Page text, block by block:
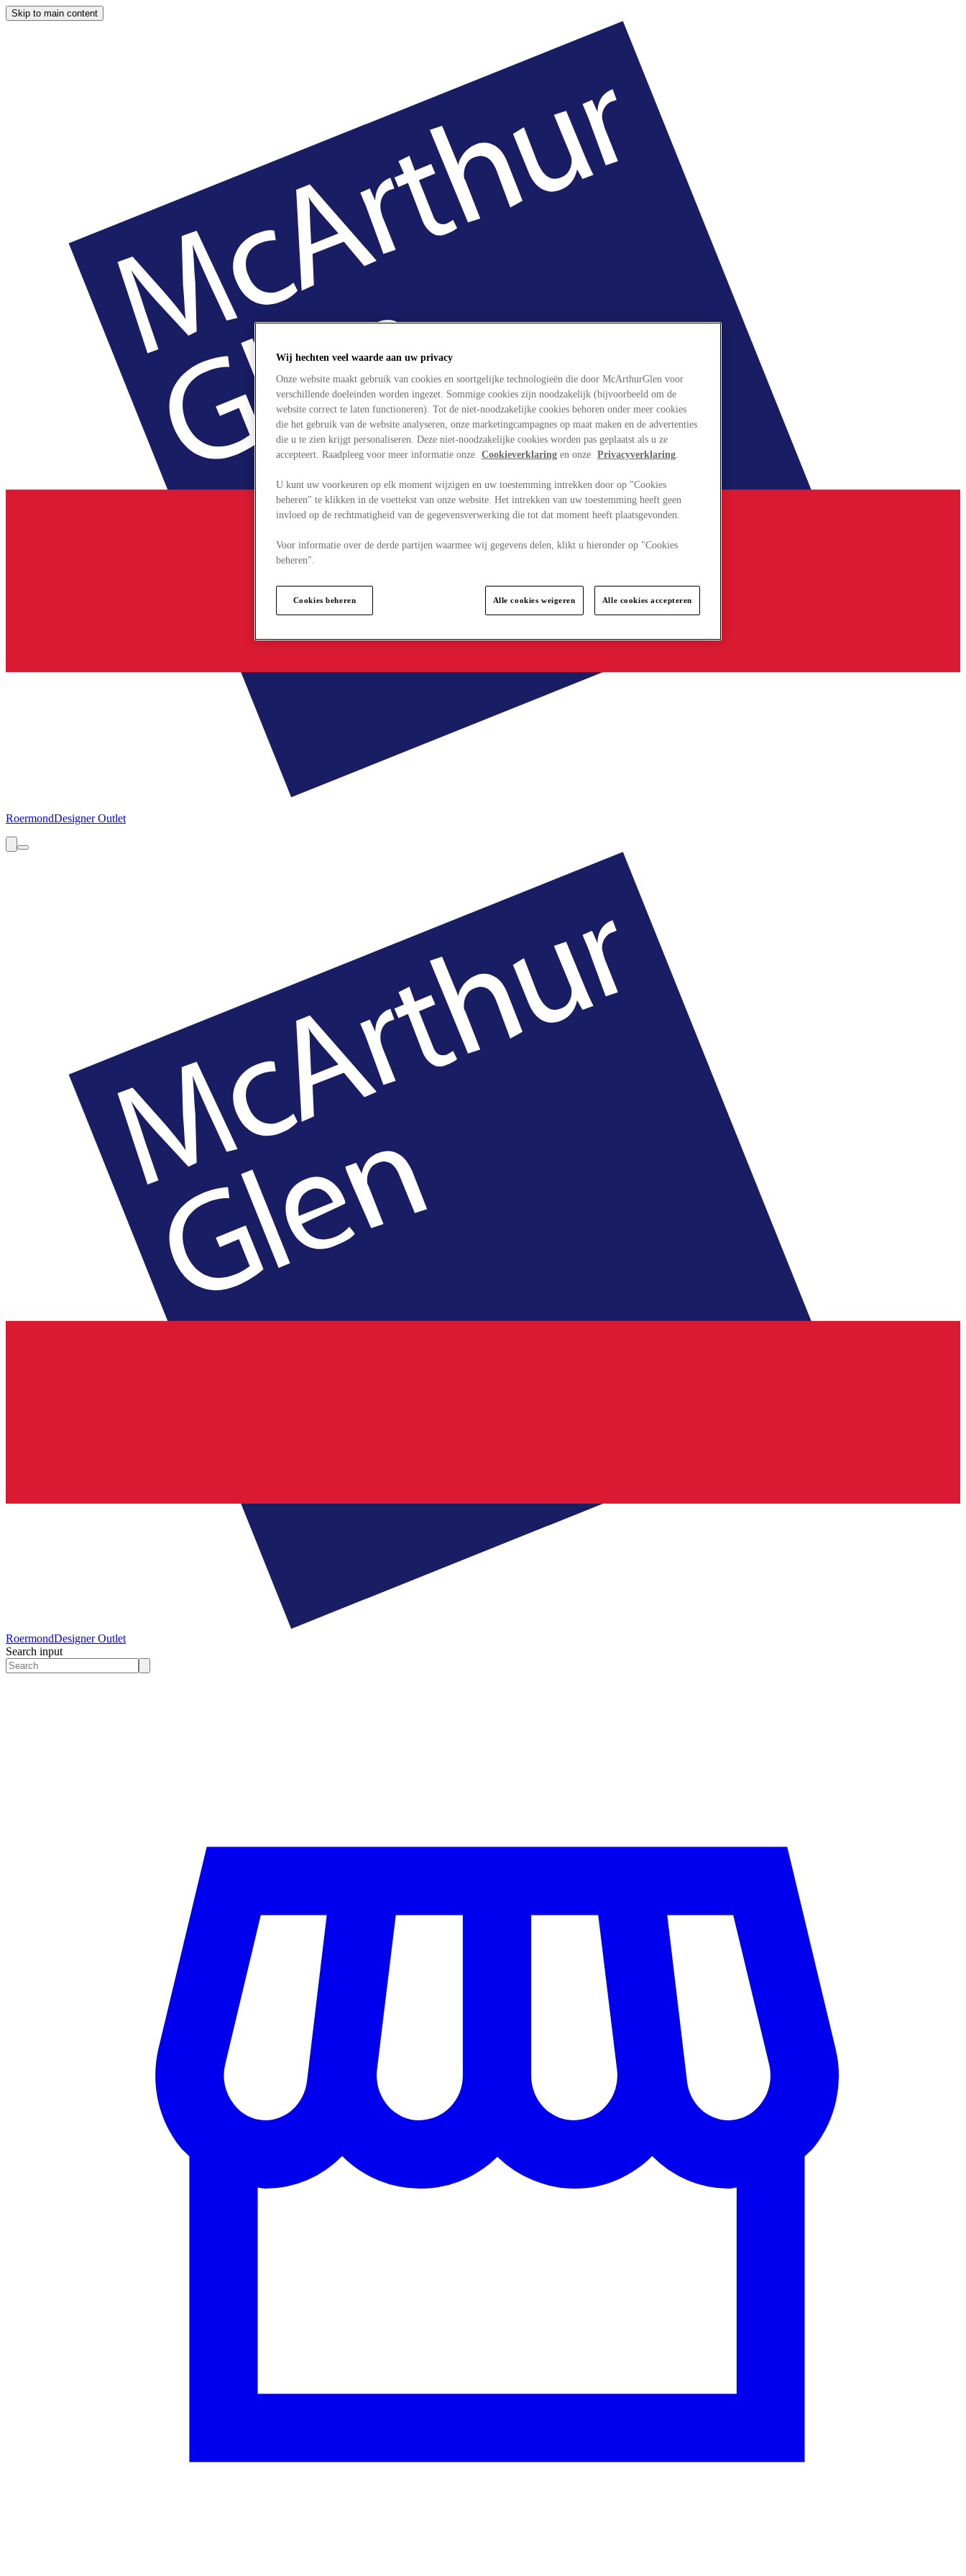
Skip to main content
RoermondDesigner Outlet
RoermondDesigner Outlet
Search input
Wij hechten veel waarde aan uw privacy
Onze website maakt gebruik van cookies en soortgelijke technologieën die door McArthurGlen voor
verschillende doeleinden worden ingezet. Sommige cookies zijn noodzakelijk (bijvoorbeeld om de
website correct te laten functioneren). Tot de niet-noodzakelijke cookies behoren onder meer cookies
die het gebruik van de website analyseren, onze marketingcampagnes op maat maken en de advertenties
die u te zien krijgt personaliseren. Deze niet-noodzakelijke cookies worden pas geplaatst als u ze
accepteert. Raadpleeg voor meer informatie onze Cookieverklaring en onze Privacyverklaring.
U kunt uw voorkeuren op elk moment wijzigen en uw toestemming intrekken door op "Cookies
beheren" te klikken in de voettekst van onze website. Het intrekken van uw toestemming heeft geen
invloed op de rechtmatigheid van de gegevensverwerking die tot dat moment heeft plaatsgevonden.
Voor informatie over de derde partijen waarmee wij gegevens delen, klikt u hieronder op "Cookies
beheren".
Cookies beheren Alle cookies weigeren Alle cookies accepteren